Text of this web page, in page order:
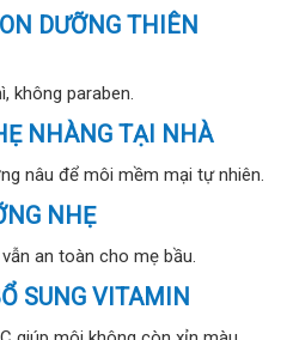
DƯỠNG THIÊN
không paraben.
NHÀNG TẠI NHÀ
nâu để môi mềm mại tự nhiên.
NHẸ
an toàn cho mẹ bầu.
SUNG VITAMIN